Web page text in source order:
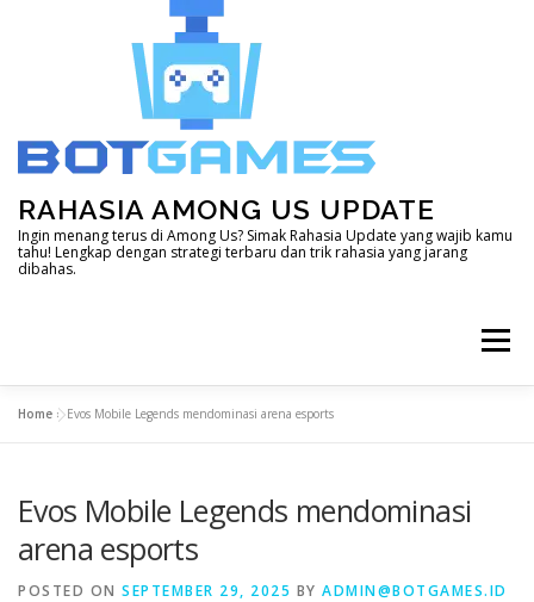
RAHASIA AMONG US UPDATE
Ingin menang terus di Among Us? Simak Rahasia Update yang wajib kamu
tahu! Lengkap dengan strategi terbaru dan trik rahasia yang jarang
dibahas.
Menu
LAIN – LAIN MINECRAFT MOBILE LEGEND
Home »Evos Mobile Legends mendominasi arena esports
Evos Mobile Legends mendominasi
arena esports
POSTED ON SEPTEMBER 29, 2025 BY ADMIN@BOTGAMES.ID